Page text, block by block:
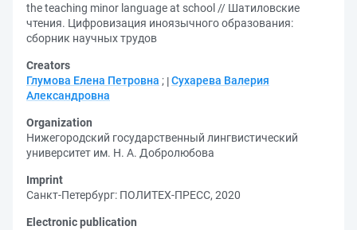
the teaching minor language at school // Шатиловские
чтения. Цифровизация иноязычного образования:
сборник научных трудов
Creators
Глумова Елена Петровна ; Сухарева Валерия
Александровна
Organization
Нижегородский государственный лингвистический
университет им. Н. А. Добролюбова
Imprint
Санкт-Петербург: ПОЛИТЕХ-ПРЕСС, 2020
Electronic publication